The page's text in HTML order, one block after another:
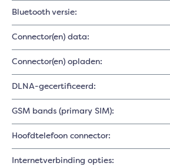
Bluetooth versie:
Connector(en) data:
Connector(en) opladen:
DLNA-gecertificeerd:
GSM bands (primary SIM):
Hoofdtelefoon connector:
Internetverbinding opties: